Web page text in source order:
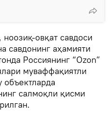
овқат савдоси
савдонинг аҳамияти
Россиянинг “Ozon”
муваффақиятли
салмоқли қисми